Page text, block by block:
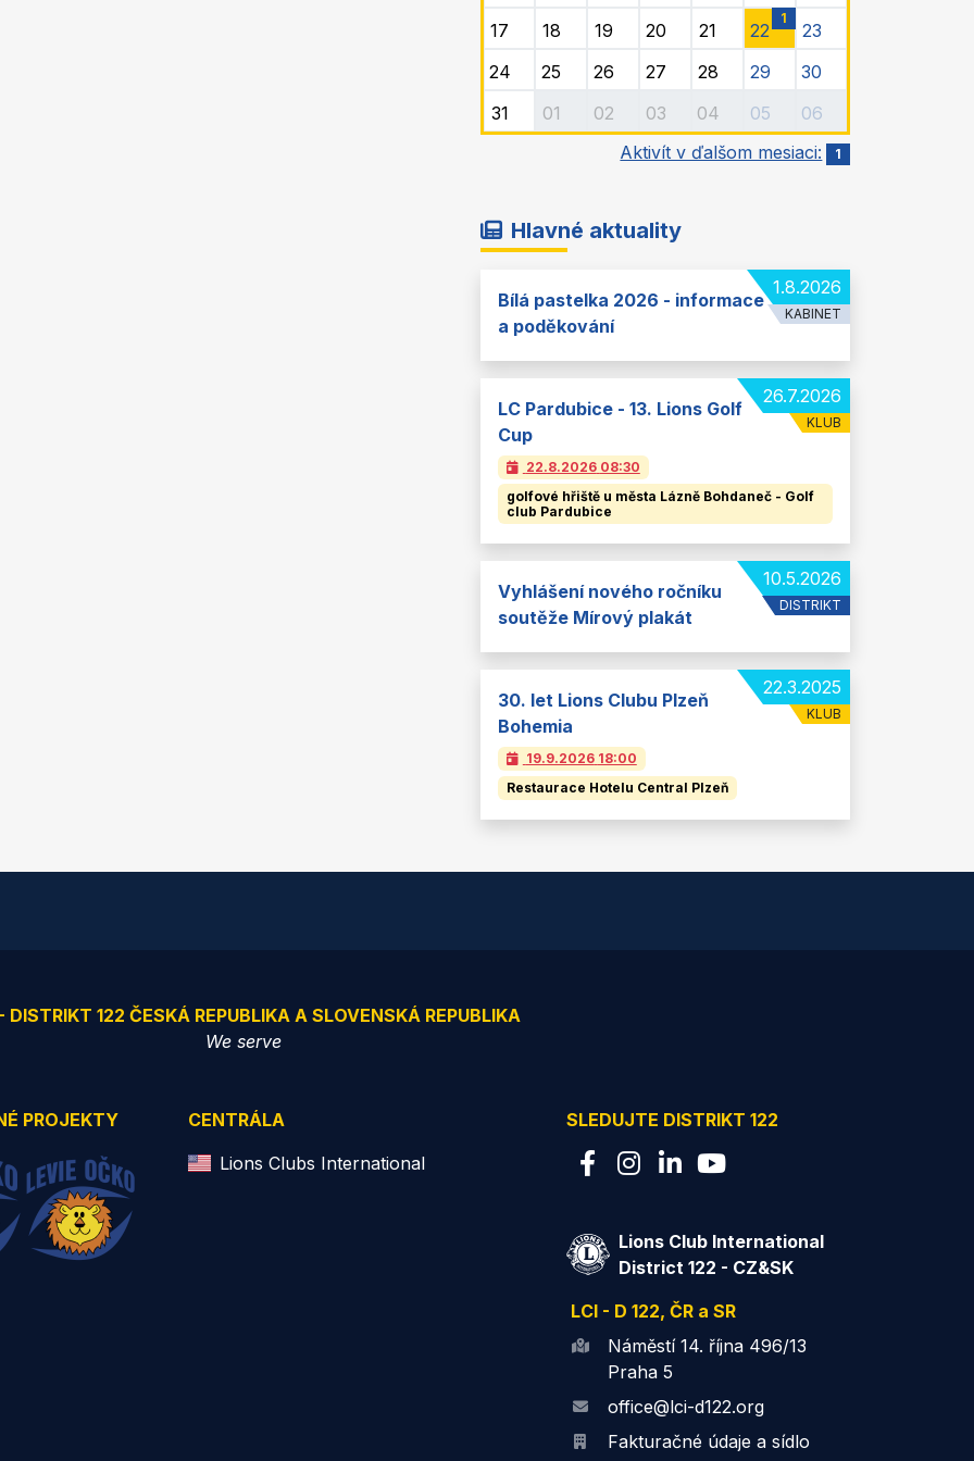
17 18 19 20 21 22
1
23
24
25 26 27 28 29
30
31
01 02 03 04 05
06
Aktivít v ďalšom mesiaci:
1
Hlavné aktuality
1.8.2026
KABINET
Bílá pastelka 2026 - informace
a poděkování
26.7.2026
KLUB
LC Pardubice - 13. Lions Golf
Cup
22.8.2026 08:30
golfové hřiště u města Lázně Bohdaneč - Golf
club Pardubice
10.5.2026
DISTRIKT
Vyhlášení nového ročníku
soutěže Mírový plakát
22.3.2025
KLUB
30. let Lions Clubu Plzeň
Bohemia
19.9.2026 18:00
Restaurace Hotelu Central Plzeň
DISTRIKT 122 ČESKÁ REPUBLIKA A SLOVENSKÁ REPUBLIKA
We serve
PROJEKTY
CENTRÁLA
Lions Clubs International
SLEDUJTE DISTRIKT 122
Lions Club International
District 122 - CZ&SK
LCI - D 122, ČR a SR
Náměstí 14. října 496/13
Praha 5
office@lci-d122.org
Fakturačné údaje a sídlo